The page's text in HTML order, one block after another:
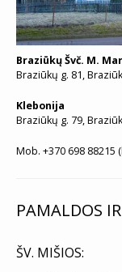
Braziūkų Švč. M.
Braziūkų g. 81,
Klebonija
Braziūkų g. 79,
Mob. +370 698 88215
PAMALDOS
ŠV. MIŠIOS: